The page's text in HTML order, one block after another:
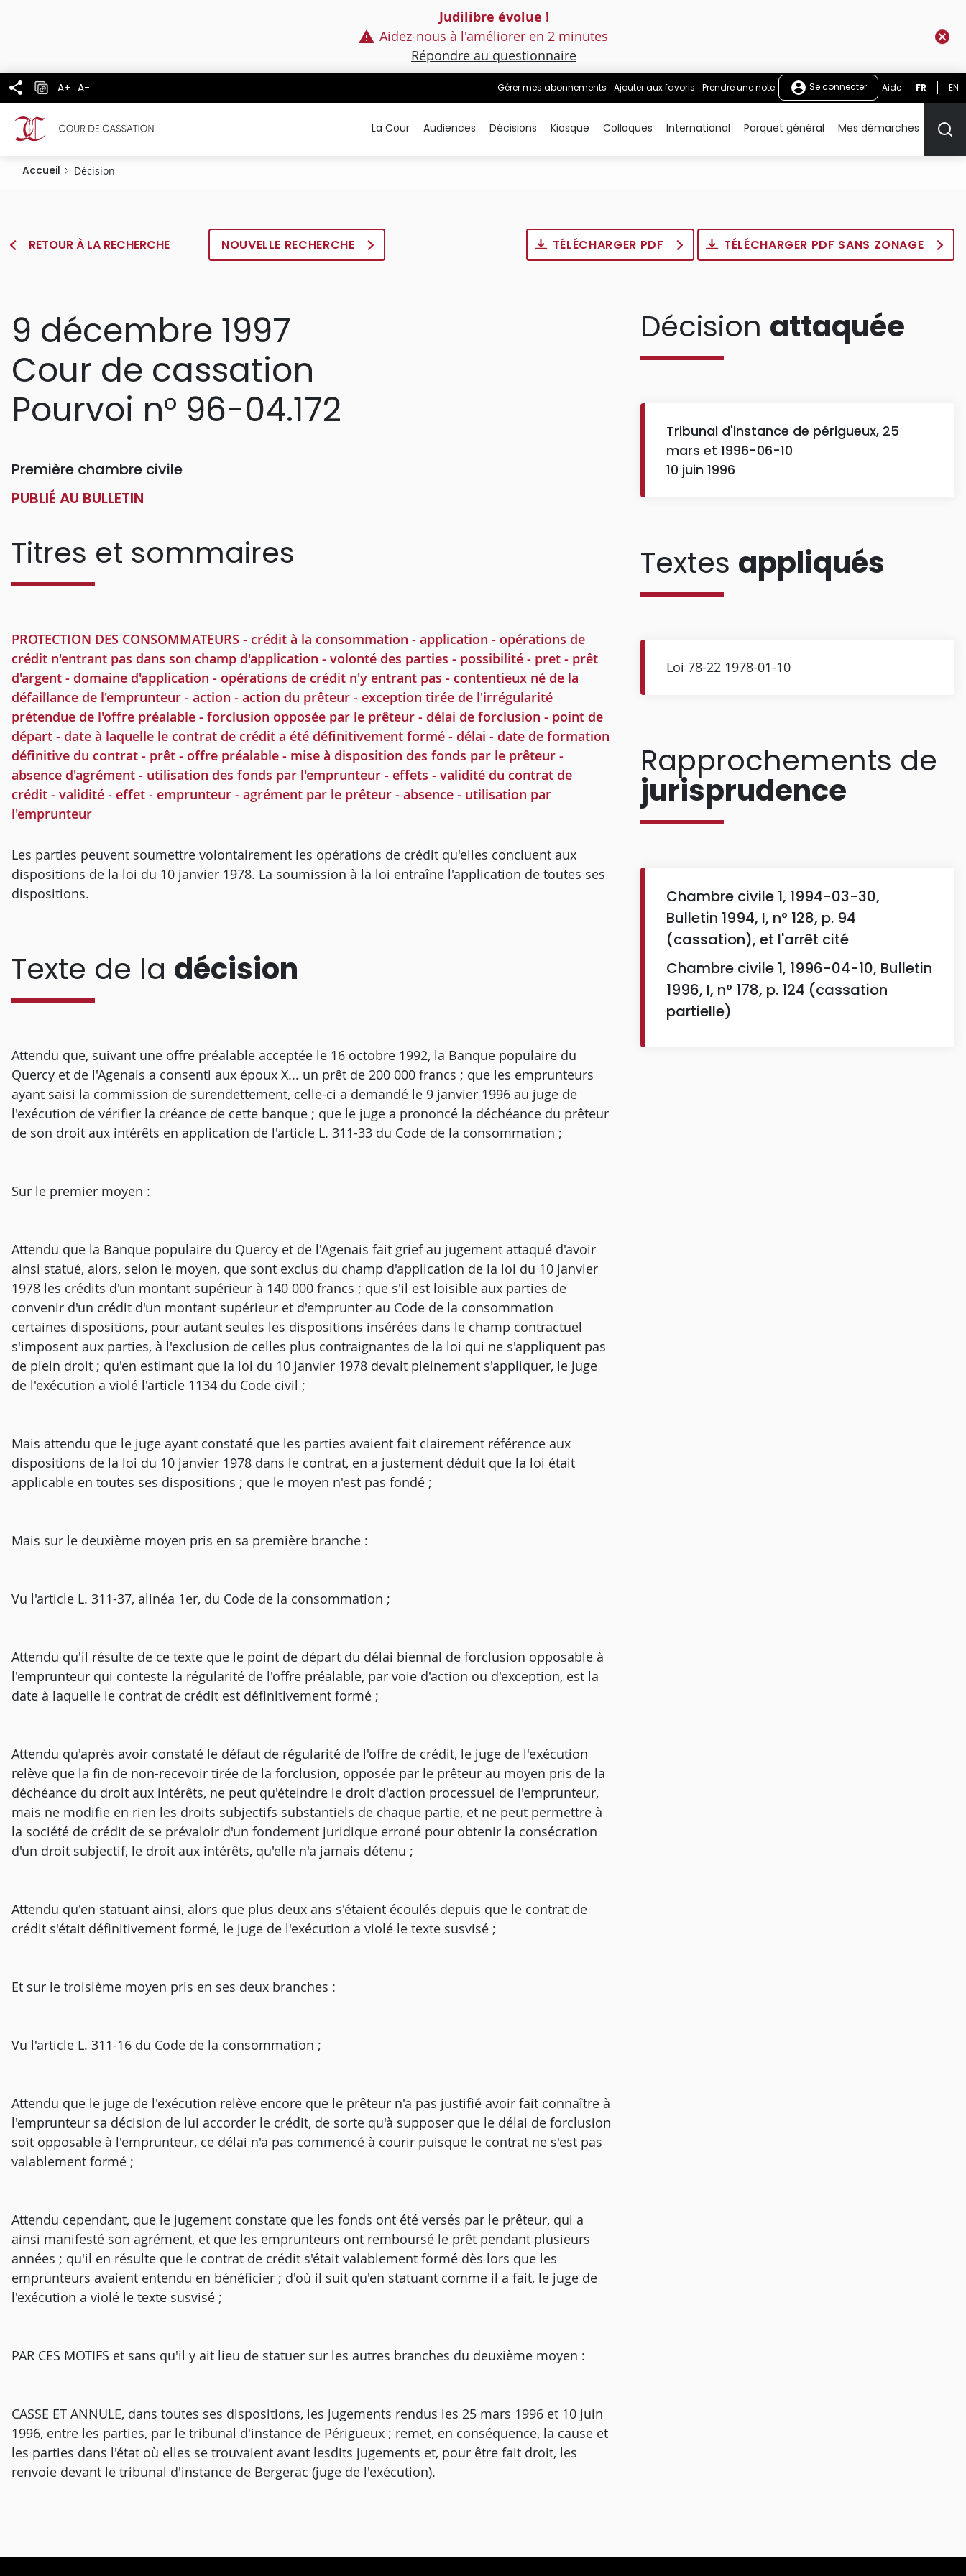
Judilibre évolue !
Aidez-nous à l'améliorer en 2 minutes
Répondre au questionnaire
A+ A- Gérer mes abonnements Ajouter aux favoris Prendre une note Se connecter Aide FR EN
La Cour Audiences Décisions Kiosque Colloques International Parquet général Mes démarches
Accueil Décision
RETOUR À LA RECHERCHE NOUVELLE RECHERCHE TÉLÉCHARGER PDF TÉLÉCHARGER PDF SANS ZONAGE
9 décembre 1997
Cour de cassation
Pourvoi n° 96-04.172
Première chambre civile
PUBLIÉ AU BULLETIN
Titres et sommaires
PROTECTION DES CONSOMMATEURS - crédit à la consommation - application - opérations de
crédit n'entrant pas dans son champ d'application - volonté des parties - possibilité - pret - prêt
d'argent - domaine d'application - opérations de crédit n'y entrant pas - contentieux né de la
défaillance de l'emprunteur - action - action du prêteur - exception tirée de l'irrégularité
prétendue de l'offre préalable - forclusion opposée par le prêteur - délai de forclusion - point de
départ - date à laquelle le contrat de crédit a été définitivement formé - délai - date de formation
définitive du contrat - prêt - offre préalable - mise à disposition des fonds par le prêteur -
absence d'agrément - utilisation des fonds par l'emprunteur - effets - validité du contrat de
crédit - validité - effet - emprunteur - agrément par le prêteur - absence - utilisation par
l'emprunteur
Les parties peuvent soumettre volontairement les opérations de crédit qu'elles concluent aux
dispositions de la loi du 10 janvier 1978. La soumission à la loi entraîne l'application de toutes ses
dispositions.
Texte de la décision
Attendu que, suivant une offre préalable acceptée le 16 octobre 1992, la Banque populaire du
Quercy et de l'Agenais a consenti aux époux X... un prêt de 200 000 francs ; que les emprunteurs
ayant saisi la commission de surendettement, celle-ci a demandé le 9 janvier 1996 au juge de
l'exécution de vérifier la créance de cette banque ; que le juge a prononcé la déchéance du prêteur
de son droit aux intérêts en application de l'article L. 311-33 du Code de la consommation ;
Sur le premier moyen :
Attendu que la Banque populaire du Quercy et de l'Agenais fait grief au jugement attaqué d'avoir
ainsi statué, alors, selon le moyen, que sont exclus du champ d'application de la loi du 10 janvier
1978 les crédits d'un montant supérieur à 140 000 francs ; que s'il est loisible aux parties de
convenir d'un crédit d'un montant supérieur et d'emprunter au Code de la consommation
certaines dispositions, pour autant seules les dispositions insérées dans le champ contractuel
s'imposent aux parties, à l'exclusion de celles plus contraignantes de la loi qui ne s'appliquent pas
de plein droit ; qu'en estimant que la loi du 10 janvier 1978 devait pleinement s'appliquer, le juge
de l'exécution a violé l'article 1134 du Code civil ;
Mais attendu que le juge ayant constaté que les parties avaient fait clairement référence aux
dispositions de la loi du 10 janvier 1978 dans le contrat, en a justement déduit que la loi était
applicable en toutes ses dispositions ; que le moyen n'est pas fondé ;
Mais sur le deuxième moyen pris en sa première branche :
Vu l'article L. 311-37, alinéa 1er, du Code de la consommation ;
Attendu qu'il résulte de ce texte que le point de départ du délai biennal de forclusion opposable à
l'emprunteur qui conteste la régularité de l'offre préalable, par voie d'action ou d'exception, est la
date à laquelle le contrat de crédit est définitivement formé ;
Attendu qu'après avoir constaté le défaut de régularité de l'offre de crédit, le juge de l'exécution
relève que la fin de non-recevoir tirée de la forclusion, opposée par le prêteur au moyen pris de la
déchéance du droit aux intérêts, ne peut qu'éteindre le droit d'action processuel de l'emprunteur,
mais ne modifie en rien les droits subjectifs substantiels de chaque partie, et ne peut permettre à
la société de crédit de se prévaloir d'un fondement juridique erroné pour obtenir la consécration
d'un droit subjectif, le droit aux intérêts, qu'elle n'a jamais détenu ;
Attendu qu'en statuant ainsi, alors que plus deux ans s'étaient écoulés depuis que le contrat de
crédit s'était définitivement formé, le juge de l'exécution a violé le texte susvisé ;
Et sur le troisième moyen pris en ses deux branches :
Vu l'article L. 311-16 du Code de la consommation ;
Attendu que le juge de l'exécution relève encore que le prêteur n'a pas justifié avoir fait connaître à
l'emprunteur sa décision de lui accorder le crédit, de sorte qu'à supposer que le délai de forclusion
soit opposable à l'emprunteur, ce délai n'a pas commencé à courir puisque le contrat ne s'est pas
valablement formé ;
Attendu cependant, que le jugement constate que les fonds ont été versés par le prêteur, qui a
ainsi manifesté son agrément, et que les emprunteurs ont remboursé le prêt pendant plusieurs
années ; qu'il en résulte que le contrat de crédit s'était valablement formé dès lors que les
emprunteurs avaient entendu en bénéficier ; d'où il suit qu'en statuant comme il a fait, le juge de
l'exécution a violé le texte susvisé ;
PAR CES MOTIFS et sans qu'il y ait lieu de statuer sur les autres branches du deuxième moyen :
CASSE ET ANNULE, dans toutes ses dispositions, les jugements rendus les 25 mars 1996 et 10 juin
1996, entre les parties, par le tribunal d'instance de Périgueux ; remet, en conséquence, la cause et
les parties dans l'état où elles se trouvaient avant lesdits jugements et, pour être fait droit, les
renvoie devant le tribunal d'instance de Bergerac (juge de l'exécution).
Décision attaquée
Tribunal d'instance de périgueux, 25
mars et 1996-06-10
10 juin 1996
Textes appliqués
Loi 78-22 1978-01-10
Rapprochements de
jurisprudence
Chambre civile 1, 1994-03-30,
Bulletin 1994, I, n° 128, p. 94
(cassation), et l'arrêt cité
Chambre civile 1, 1996-04-10, Bulletin
1996, I, n° 178, p. 124 (cassation
partielle)